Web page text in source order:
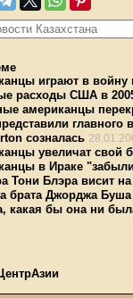
играют в войну
расходы США в
американцы
главного
созналась
увеличат свой
в Ираке
Тони Блэра висит
брата Джорджа
какая бы она ни